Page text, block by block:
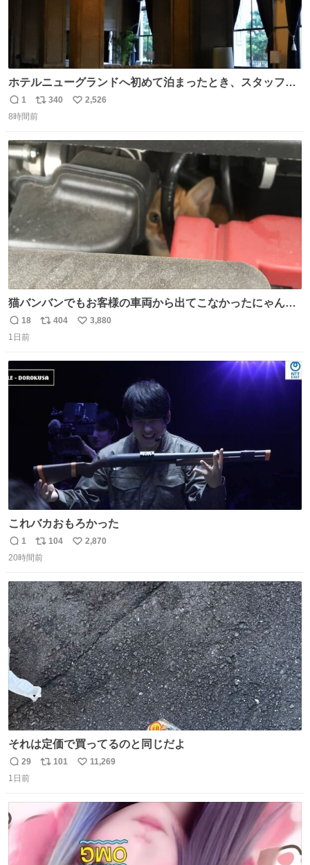
ホテルニューグランドへ初めて泊まったとき、スタッフさ
まから朝のロビーはとても綺麗ですと教えていただいた。
薄暗がりの重厚な造りへ、まずやわらかな光が差し込み、
と移ろっていく。120分のドラマチック。
返
信
1
リ
ポ
ト
数
340
い
数
2,526
8時間前
猫バンバンでもお客様の車両から出てこなかったにゃんこ
🐈 救出しようとした工場長が腕を引っ掻かれ、ぱんぱんに
膨れ上がり、傷だらけ血だらけになりながらも何とか救出
返
信
18
リ
ト
数
404
い
3,880
1日前
これバカおもろかった
返
信
1
リ
ポ
ト
数
104
い
数
2,870
20時間前
それは定価で買ってるのと同じだよ
返
信
29
リ
ト
101
い
数
11,269
1日前